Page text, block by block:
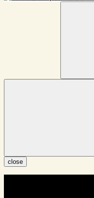
close